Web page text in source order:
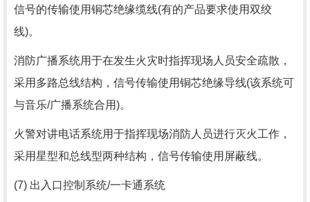
信号的传输使用铜芯绝缘缆线(有的产品要求使用双绞
线)。
消防广播系统用于在发生火灾时指挥现场人员安全疏散，
采用多路总线结构，信号传输使用铜芯绝缘导线(该系统可
与音乐/广播系统合用)。
火警对讲电话系统用于指挥现场消防人员进行灭火工作，
采用星型和总线型两种结构，信号传输使用屏蔽线。
(7) 出入口控制系统/一卡通系统